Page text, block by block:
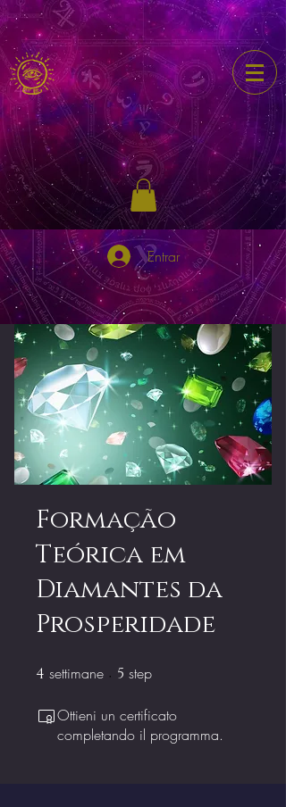
Entrar
Formação
Teórica em
Diamantes da
Prosperidade
4 settimane 4 settimane
5 step
Ottieni un certificato
completando il programma.